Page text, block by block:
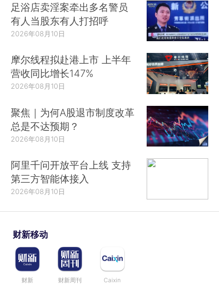
足浴店卖淫案牵出多名警员
有人当股东有人打招呼
2026年08月10日
摩尔线程拟赴港上市 上半年
营收同比增长147%
2026年08月10日
聚焦｜为何A股退市制度改革
总是不达预期？
2026年08月10日
阿里千问开放平台上线 支持
第三方智能体接入
2026年08月10日
财新移动
财新 财新周刊 Caixin